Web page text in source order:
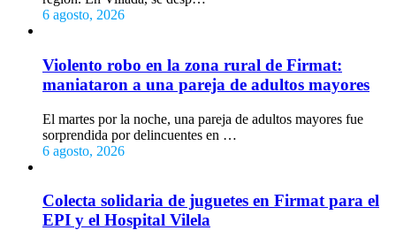
6 agosto, 2026
Violento robo en la zona rural de Firmat:
maniataron a una pareja de adultos mayores
El martes por la noche, una pareja de adultos mayores fue
sorprendida por delincuentes en …
6 agosto, 2026
Colecta solidaria de juguetes en Firmat para el
EPI y el Hospital Vilela